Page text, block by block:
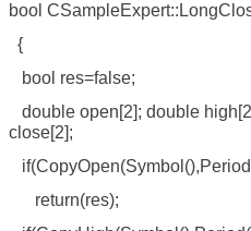
bool
{
bool res=false;
double open[2]; double
close[2];
return(res);